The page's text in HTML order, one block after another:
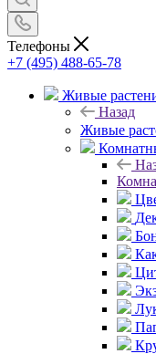
Телефоны
+7 (495) 488-65-78
Живые
Назад
Живые